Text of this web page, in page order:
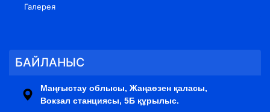
Галерея
БАЙЛАНЫС
Маңғыстау облысы, Жаңаөзен қаласы,
Вокзал станциясы, 5Б құрылыс.